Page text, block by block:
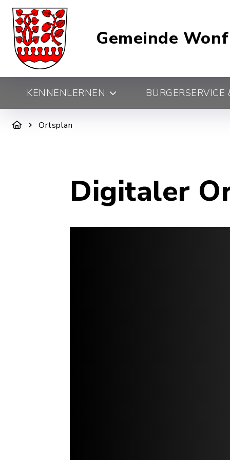
Gemeinde
KENNENLERNEN
Ortsplan
Digitaler